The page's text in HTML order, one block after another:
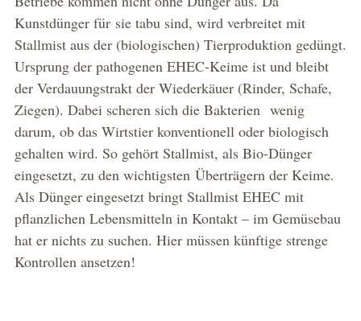
Kunstdünger für sie tabu sind, wird verbreitet mit
Stallmist aus der (biologischen) Tierproduktion gedüngt.
Ursprung der pathogenen EHEC-Keime ist und bleibt
der Verdauungstrakt der Wiederkäuer (Rinder, Schafe,
Ziegen). Dabei scheren sich die Bakterien wenig
darum, ob das Wirtstier konventionell oder biologisch
gehalten wird. So gehört Stallmist, als Bio-Dünger
eingesetzt, zu den wichtigsten Überträgern der Keime.
Als Dünger eingesetzt bringt Stallmist EHEC mit
pflanzlichen Lebensmitteln in Kontakt – im Gemüsebau
hat er nichts zu suchen. Hier müssen künftige strenge
Kontrollen ansetzen!